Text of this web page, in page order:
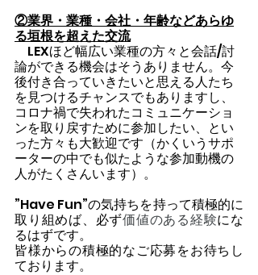
②業界・業種・会社・年齢などあらゆ
る垣根を超えた交流
LEXほど幅広い業種の方々と会話/討
論ができる機会はそうありません。今
後付き合っていきたいと思える人たち
を見つけるチャンスでもありますし、
コロナ禍で失われたコミュニケーショ
ンを取り戻すために参加したい、とい
った方々も大歓迎です（かくいうサポ
ーターの中でも似たような参加動機の
人がたくさんいます）。
”Have Fun”の気持ちを持って積極的に
取り組めば、必ず価値のある経験にな
るはずです。
皆様からの積極的なご応募をお待ちし
ております。